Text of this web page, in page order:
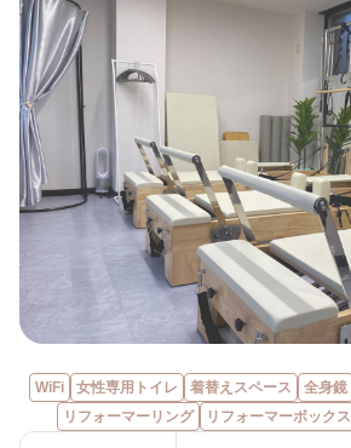
WiFi 女性専用トイレ 着替えスペース 全身鏡
リフォーマーリング
リフォーマーボックス